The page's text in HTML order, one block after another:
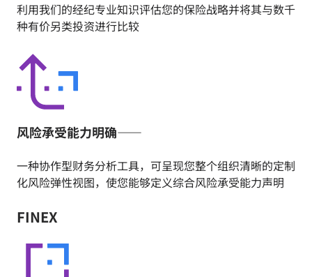
利用我们的经纪专业知识评估您的保险战略并将其与数千
种有价另类投资进行比较
风险承受能力明确——
一种协作型财务分析工具，可呈现您整个组织清晰的定制
化风险弹性视图，使您能够定义综合风险承受能力声明
FINEX